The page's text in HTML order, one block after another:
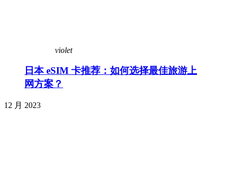
violet
日本 eSIM 卡推荐：如何选择最佳旅游上
网方案？
12 月 2023